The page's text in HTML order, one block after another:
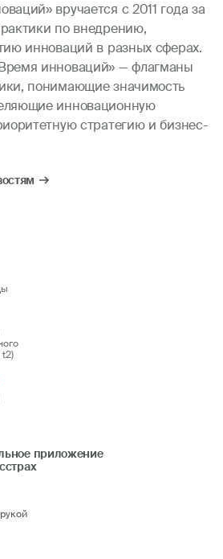
вручается с 2011 года за
по внедрению,
инноваций в разных сферах.
инноваций» — флагманы
понимающие значимость
инновационную
стратегию и бизнес-
приложение